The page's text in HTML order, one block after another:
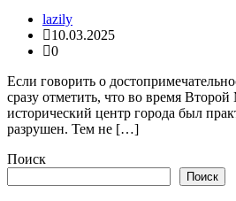
lazily
10.03.2025
0
Если говорить о
сразу отметить, что во время
исторический центр города был
разрушен. Тем не […]
Поиск
Поиск